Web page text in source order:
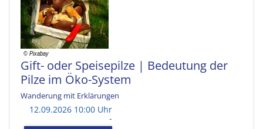
Gift- oder Speisepilze | Bedeutung der
Pilze im Öko-System
Wanderung mit Erklärungen
12.09.2026 10:00 Uhr
-